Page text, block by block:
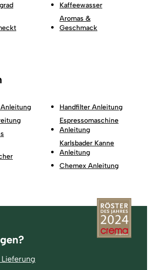
Kaffeewasser
Aromas &
Geschmack
Handfilter Anleitung
Espressomaschine
Anleitung
Karlsbader Kanne
Anleitung
Chemex Anleitung